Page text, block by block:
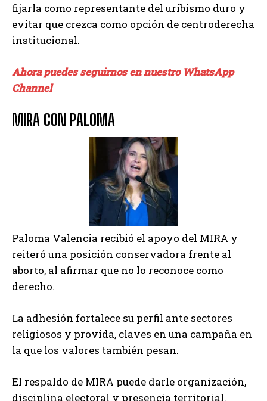
fijarla como representante del uribismo duro y
evitar que crezca como opción de centroderecha
institucional.
Ahora puedes seguirnos en nuestro WhatsApp
Channel
MIRA CON PALOMA
Paloma Valencia recibió el apoyo del MIRA y
reiteró una posición conservadora frente al
aborto, al afirmar que no lo reconoce como
derecho.
La adhesión fortalece su perfil ante sectores
religiosos y provida, claves en una campaña en
la que los valores también pesan.
El respaldo de MIRA puede darle organización,
disciplina electoral y presencia territorial.